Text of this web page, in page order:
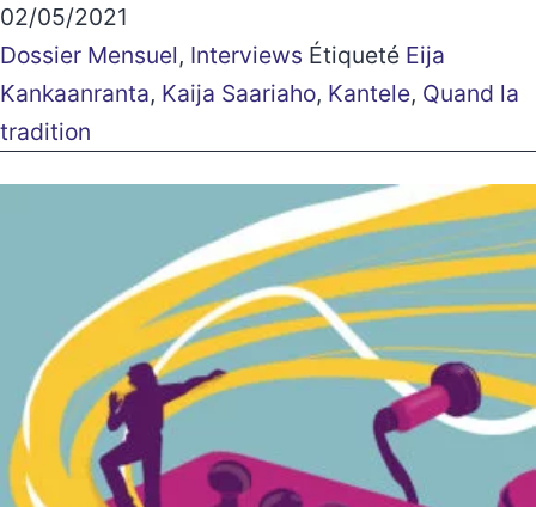
02/05/2021
Dossier Mensuel, Interviews Étiqueté Eija
Kankaanranta, Kaija Saariaho, Kantele, Quand la
tradition